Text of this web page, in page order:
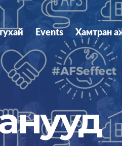
Events Хамтран